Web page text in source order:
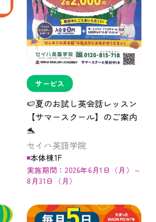
サービス
🍉夏のお試し英会話レッスン
【サマースクール】のご案内
🐬
セイハ英語学院
本体棟1F
実施期間：2026年6月1日（月）～
8月31日（月）